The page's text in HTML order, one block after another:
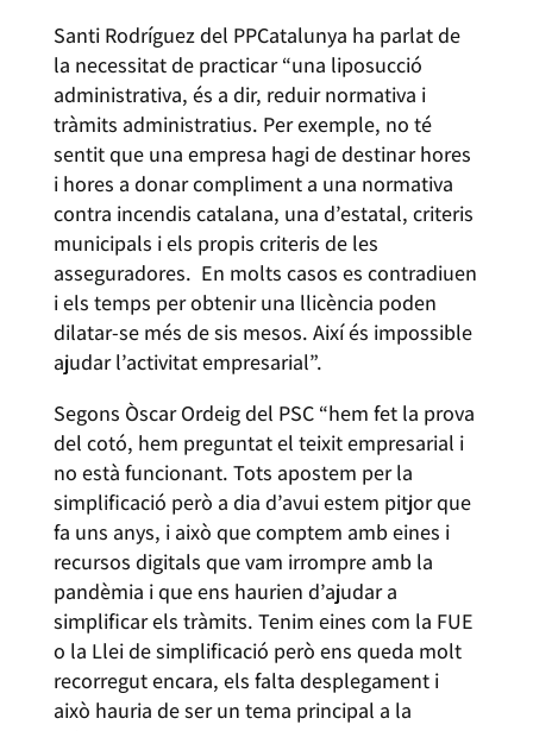
Santi Rodríguez del PPCatalunya ha parlat de
la necessitat de practicar “una liposucció
administrativa, és a dir, reduir normativa i
tràmits administratius. Per exemple, no té
sentit que una empresa hagi de destinar hores
i hores a donar compliment a una normativa
contra incendis catalana, una d’estatal, criteris
municipals i els propis criteris de les
asseguradores. En molts casos es contradiuen
i els temps per obtenir una llicència poden
dilatar-se més de sis mesos. Així és impossible
ajudar l’activitat empresarial”.
Segons Òscar Ordeig del PSC “hem fet la prova
del cotó, hem preguntat el teixit empresarial i
no està funcionant. Tots apostem per la
simplificació però a dia d’avui estem pitjor que
fa uns anys, i això que comptem amb eines i
recursos digitals que vam irrompre amb la
pandèmia i que ens haurien d’ajudar a
simplificar els tràmits. Tenim eines com la FUE
o la Llei de simplificació però ens queda molt
recorregut encara, els falta desplegament i
això hauria de ser un tema principal a la